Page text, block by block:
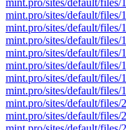
mint.pro/sites/default/files/
mint.pro/sites/default/files/
mint.pro/sites/default/files/
mint.pro/sites/default/files/
mint.pro/sites/default/files/
mint.pro/sites/default/files/
mint.pro/sites/default/files/
mint.pro/sites/default/files/
mint.pro/sites/default/files/
mint.pro/sites/default/files/